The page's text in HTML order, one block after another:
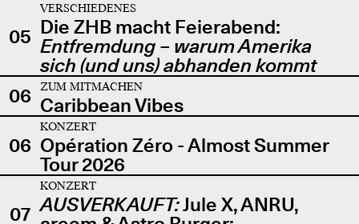
05
VERSCHIEDENES
Die ZHB macht Feierabend:
Entfremdung – warum Amerika
sich (und uns) abhanden kommt
06
ZUM MITMACHEN
Caribbean Vibes
06
KONZERT
Opération Zéro - Almost Summer
Tour 2026
07
KONZERT
AUSVERKAUFT:Jule X, ANRU,